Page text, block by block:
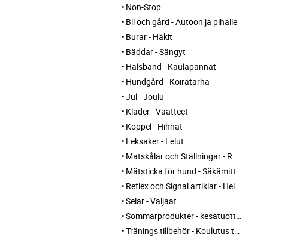
Non-Stop
Bil och gård - Autoon ja pihalle
Burar - Häkit
Bäddar - Sängyt
Halsband - Kaulapannat
Hundgård - Koiratarha
Jul - Joulu
Kläder - Vaatteet
Koppel - Hihnat
Leksaker - Lelut
Matskålar och Ställningar - Ruokakupit ja telineet
Mätsticka för hund - Säkämittaus
Reflex och Signal artiklar - Heijastin ja huomio tuotteet
Selar - Valjaat
Sommarprodukter - kesätuotteet
Tränings tillbehör - Koulutus tarvikkeet